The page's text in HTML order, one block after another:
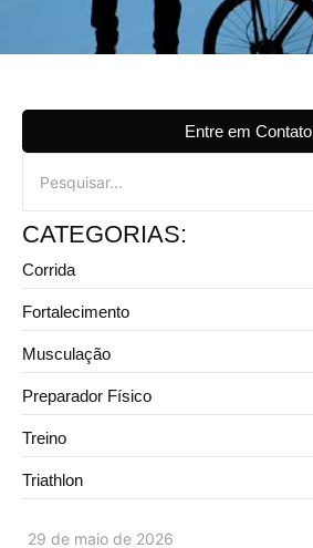
29 de maio de 2026
Entre em Contato
CATEGORIAS:
Corrida
Fortalecimento
Musculação
Preparador Físico
Treino
Triathlon